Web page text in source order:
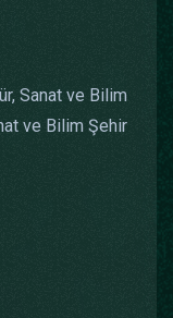
Sanat ve Bilim
ve Bilim Şehir